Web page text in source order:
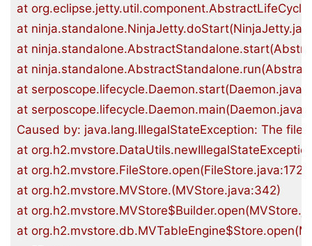
at
at
at
at
at
at
Caused by: java.lang.IllegalStateException: The
at
at org.h2.mvstore.FileStore.open(FileStore.java:172)
at org.h2.mvstore.MVStore.(MVStore.java:342)
at
at